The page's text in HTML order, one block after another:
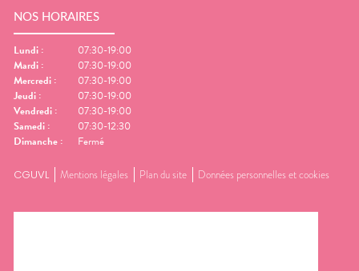
NOS HORAIRES
Lundi :
07:30-19:00
Mardi :
07:30-19:00
Mercredi :
07:30-19:00
Jeudi :
07:30-19:00
Vendredi :
07:30-19:00
Samedi :
07:30-12:30
Dimanche : Fermé
CGUVL Mentions légales Plan du site Données personnelles et cookies